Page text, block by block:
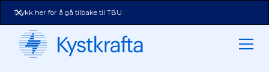
Trykk her for å gå tilbake til TBU